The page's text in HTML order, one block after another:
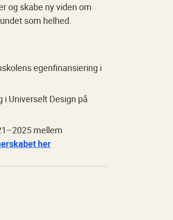
og skabe ny viden om
som helhed.
egenfinansiering i
Universelt Design på
mellem
her